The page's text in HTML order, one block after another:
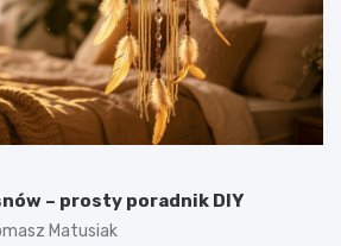
– prosty poradnik DIY
Matusiak